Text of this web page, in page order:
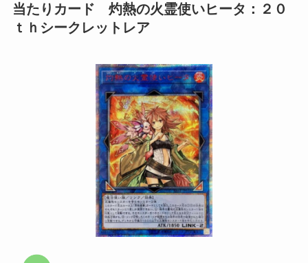
当たりカード 灼熱の火霊使いヒータ：２０
ｔｈシークレットレア